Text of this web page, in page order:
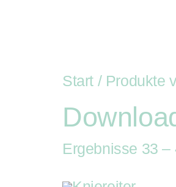
Start / Produkte
Ergebnisse 33